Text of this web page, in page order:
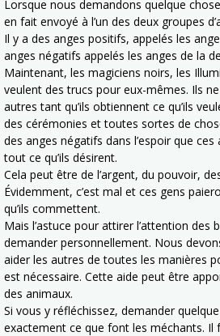
Lorsque nous demandons quelque
en fait envoyé à l’un des deux groupes
Il y a des anges positifs, appelés les
anges négatifs appelés les anges de la
Maintenant, les magiciens noirs, les
veulent des trucs pour eux-mêmes. Ils
autres tant qu’ils obtiennent ce qu’ils
des cérémonies et toutes sortes de
des anges négatifs dans l’espoir que
tout ce qu’ils désirent.
Cela peut être de l’argent, du pouvoir,
Évidemment, c’est mal et ces gens
qu’ils commettent.
Mais l’astuce pour attirer l’attention des
demander personnellement. Nous
aider les autres de toutes les manières
est nécessaire. Cette aide peut être
des animaux.
Si vous y réfléchissez, demander
exactement ce que font les méchants. Il